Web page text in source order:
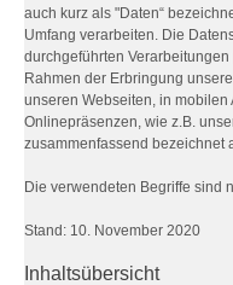
auch kurz als "Daten“
Umfang verarbeiten. Die
durchgeführten
Rahmen der Erbringung
unseren Webseiten, in
Onlinepräsenzen, wie z.B.
zusammenfassend bezeichnet
Die verwendeten Begriffe sind
Stand: 10. November 2020
Inhaltsübersicht